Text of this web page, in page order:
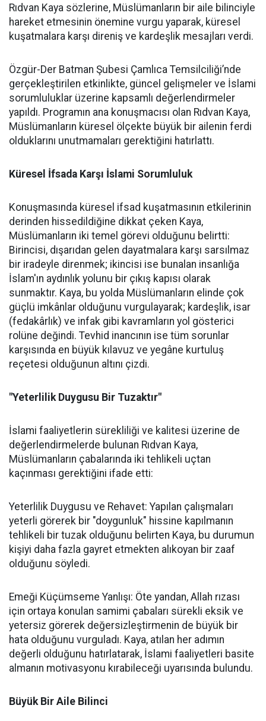
Rıdvan Kaya sözlerine, Müslümanların bir aile bilinciyle
hareket etmesinin önemine vurgu yaparak, küresel
kuşatmalara karşı direniş ve kardeşlik mesajları verdi.
Özgür-Der Batman Şubesi Çamlıca Temsilciliği’nde
gerçekleştirilen etkinlikte, güncel gelişmeler ve İslami
sorumluluklar üzerine kapsamlı değerlendirmeler
yapıldı. Programın ana konuşmacısı olan Rıdvan Kaya,
Müslümanların küresel ölçekte büyük bir ailenin ferdi
olduklarını unutmamaları gerektiğini hatırlattı.
Küresel İfsada Karşı İslami Sorumluluk
Konuşmasında küresel ifsad kuşatmasının etkilerinin
derinden hissedildiğine dikkat çeken Kaya,
Müslümanların iki temel görevi olduğunu belirtti:
Birincisi, dışarıdan gelen dayatmalara karşı sarsılmaz
bir iradeyle direnmek; ikincisi ise bunalan insanlığa
İslam'ın aydınlık yolunu bir çıkış kapısı olarak
sunmaktır. Kaya, bu yolda Müslümanların elinde çok
güçlü imkânlar olduğunu vurgulayarak; kardeşlik, isar
(fedakârlık) ve infak gibi kavramların yol gösterici
rolüne değindi. Tevhid inancının ise tüm sorunlar
karşısında en büyük kılavuz ve yegâne kurtuluş
reçetesi olduğunun altını çizdi.
"Yeterlilik Duygusu Bir Tuzaktır"
İslami faaliyetlerin sürekliliği ve kalitesi üzerine de
değerlendirmelerde bulunan Rıdvan Kaya,
Müslümanların çabalarında iki tehlikeli uçtan
kaçınması gerektiğini ifade etti:
Yeterlilik Duygusu ve Rehavet: Yapılan çalışmaları
yeterli görerek bir "doygunluk" hissine kapılmanın
tehlikeli bir tuzak olduğunu belirten Kaya, bu durumun
kişiyi daha fazla gayret etmekten alıkoyan bir zaaf
olduğunu söyledi.
Emeği Küçümseme Yanlışı: Öte yandan, Allah rızası
için ortaya konulan samimi çabaları sürekli eksik ve
yetersiz görerek değersizleştirmenin de büyük bir
hata olduğunu vurguladı. Kaya, atılan her adımın
değerli olduğunu hatırlatarak, İslami faaliyetleri basite
almanın motivasyonu kırabileceği uyarısında bulundu.
Büyük Bir Aile Bilinci